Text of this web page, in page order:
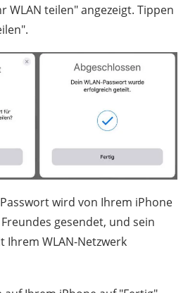
WLAN teilen" angezeigt. Tippen
wird von Ihrem iPhone
gesendet, und sein
Ihrem WLAN-Netzwerk